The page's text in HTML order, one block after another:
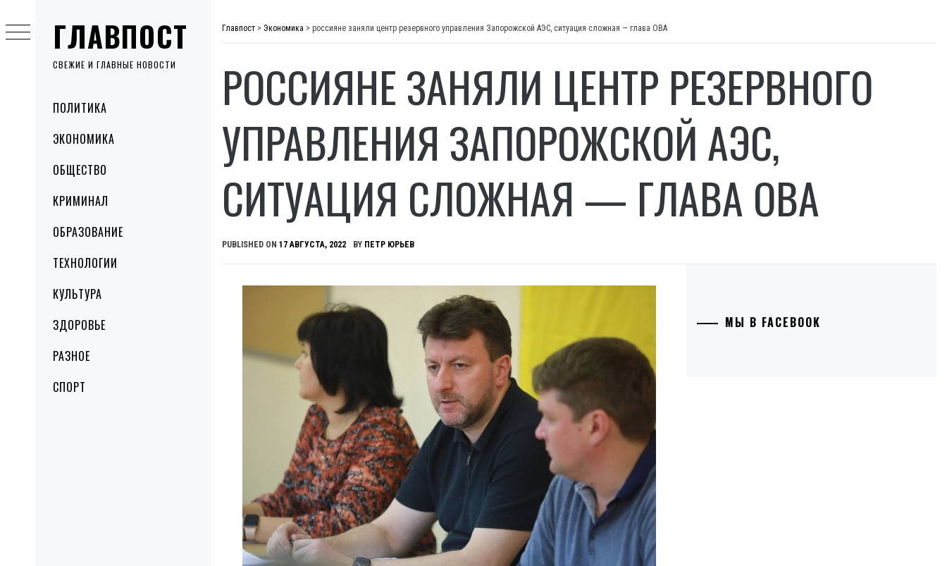
ГЛАВПОСТ
СВЕЖИЕ И ГЛАВНЫЕ НОВОСТИ
MenuПОЛИТИКА
ЭКОНОМИКА
ОБЩЕСТВО
КРИМИНАЛ
ОБРАЗОВАНИЕ
ТЕХНОЛОГИИ
КУЛЬТУРА
ЗДОРОВЬЕ
РАЗНОЕ
СПОРТ
to
content
Главпост > Экономика > россияне заняли центр резервного управления Запорожской АЭС, ситуация сложная — глава ОВА
РОССИЯНЕ ЗАНЯЛИ ЦЕНТР РЕЗЕРВНОГО
УПРАВЛЕНИЯ ЗАПОРОЖСКОЙ АЭС,
СИТУАЦИЯ СЛОЖНАЯ — ГЛАВА ОВА
PUBLISHED ON 17 АВГУСТА, 2022 BY ПЕТР ЮРЬЕВ
МЫ В FACEBOOK